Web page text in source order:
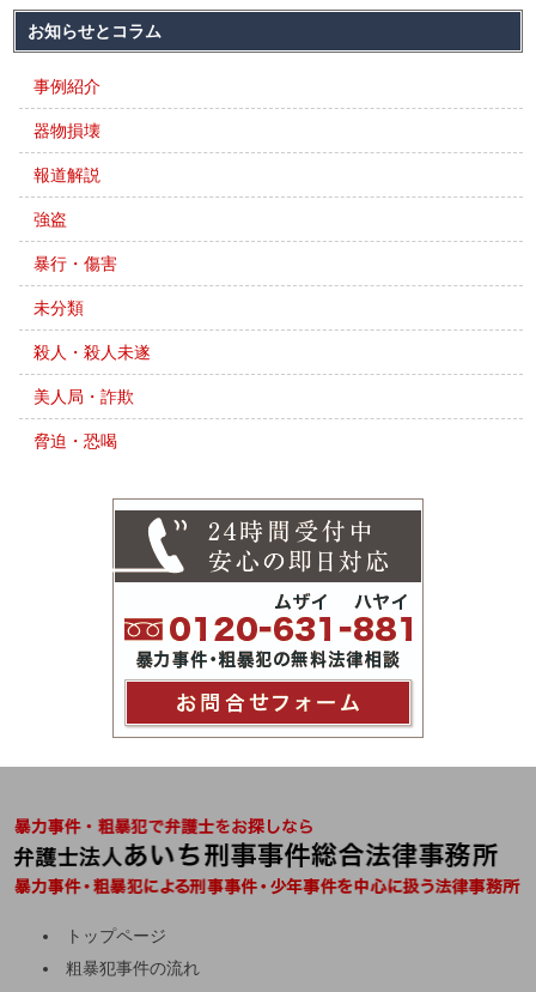
お知らせとコラム
事例紹介
器物損壊
報道解説
強盗
暴行・傷害
未分類
殺人・殺人未遂
美人局・詐欺
脅迫・恐喝
トップページ
粗暴犯事件の流れ